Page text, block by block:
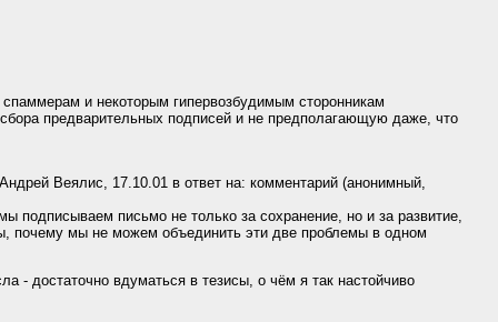
и некоторым гипервозбудимым сторонникам
предварительных подписей и не предполагающую даже, что
Веялис, 17.10.01 в ответ на: комментарий (анонимный,
подписываем письмо не только за сохранение, но и за развитие,
почему мы не можем объединить эти две проблемы в одном
- достаточно вдуматься в тезисы, о чём я так настойчиво